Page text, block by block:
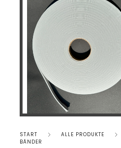
START ALLE PRODUKTE
BÄNDER